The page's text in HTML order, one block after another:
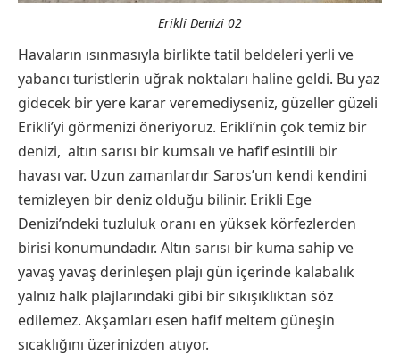
Erikli Denizi 02
Havaların ısınmasıyla birlikte tatil beldeleri yerli ve
yabancı turistlerin uğrak noktaları haline geldi. Bu yaz
gidecek bir yere karar veremediyseniz, güzeller güzeli
Erikli’yi görmenizi öneriyoruz. Erikli’nin çok temiz bir
denizi, altın sarısı bir kumsalı ve hafif esintili bir
havası var. Uzun zamanlardır Saros’un kendi kendini
temizleyen bir deniz olduğu bilinir. Erikli Ege
Denizi’ndeki tuzluluk oranı en yüksek körfezlerden
birisi konumundadır. Altın sarısı bir kuma sahip ve
yavaş yavaş derinleşen plajı gün içerinde kalabalık
yalnız halk plajlarındaki gibi bir sıkışıklıktan söz
edilemez. Akşamları esen hafif meltem güneşin
sıcaklığını üzerinizden atıyor.